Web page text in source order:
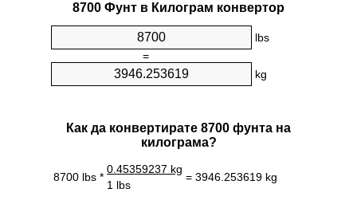
8700 Фунт в Килограм конвертор
lbs
=
kg
Как да конвертирате 8700 фунтa на
килограмa?
8700 lbs *
0.45359237 kg
= 3946.253619 kg
1 lbs